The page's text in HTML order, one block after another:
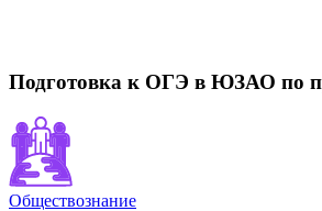
Подготовка к ОГЭ в ЮЗАО по
Обществознание